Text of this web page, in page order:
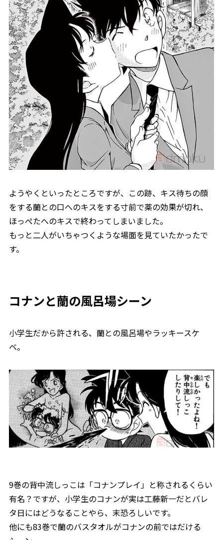
ようやくといったところですが、この跡、キス待ちの顔
をする蘭との口へのキスをする寸前で薬の効果が切れ、
ほっぺたへのキスで終わってしまいました。
もっと二人がいちゃつくような場面を見ていたかったで
す。
コナンと蘭の風呂場シーン
小学生だから許される、蘭との風呂場やラッキースケ
ベ。
9巻の背中流しっこは「コナンプレイ」と称されるくらい
有名？ですが、小学生のコナンが実は工藤新一だとバレ
タ日にはどうなることやら、末恐ろしいです。
他にも83巻で蘭のバスタオルがコナンの前ではだける